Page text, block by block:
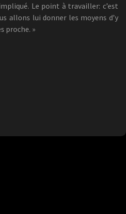
Le point à travailler: c’est
allons lui donner les moyens d’y
proche. »